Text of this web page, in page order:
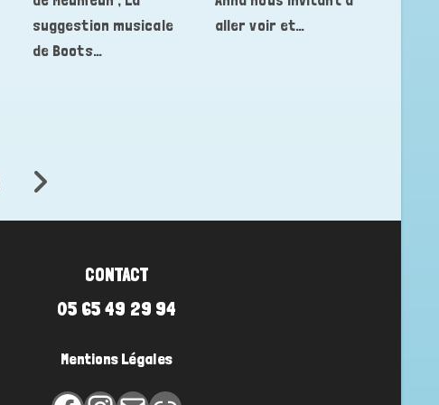
suggestion musicale
de Boots…
aller voir et…
Aller à la page suivante
CONTACT
05 65 49 29 94
Mentions Légales